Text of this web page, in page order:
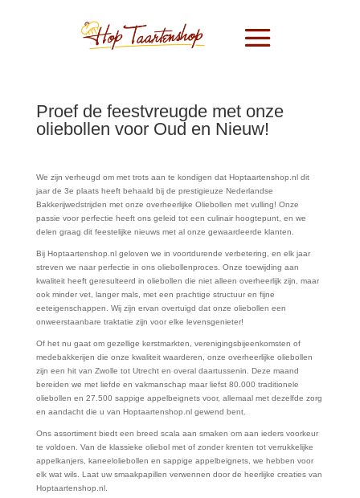
Proef de feestvreugde met onze
oliebollen voor Oud en Nieuw!
We zijn verheugd om met trots aan te kondigen dat Hoptaartenshop.nl dit
jaar de 3e plaats heeft behaald bij de prestigieuze Nederlandse
Bakkerijwedstrijden met onze overheerlijke Oliebollen met vulling! Onze
passie voor perfectie heeft ons geleid tot een culinair hoogtepunt, en we
delen graag dit feestelijke nieuws met al onze gewaardeerde klanten.
Bij Hoptaartenshop.nl geloven we in voortdurende verbetering, en elk jaar
streven we naar perfectie in ons oliebollenproces. Onze toewijding aan
kwaliteit heeft geresulteerd in oliebollen die niet alleen overheerlijk zijn, maar
ook minder vet, langer mals, met een prachtige structuur en fijne
eeteigenschappen. Wij zijn ervan overtuigd dat onze oliebollen een
onweerstaanbare traktatie zijn voor elke levensgenieter!
Of het nu gaat om gezellige kerstmarkten, verenigingsbijeenkomsten of
medebakkerijen die onze kwaliteit waarderen, onze overheerlijke oliebollen
zijn een hit van Zwolle tot Utrecht en overal daartussenin. Deze maand
bereiden we met liefde en vakmanschap maar liefst 80.000 traditionele
oliebollen en 27.500 sappige appelbeignets voor, allemaal met dezelfde zorg
en aandacht die u van Hoptaartenshop.nl gewend bent.
Ons assortiment biedt een breed scala aan smaken om aan ieders voorkeur
te voldoen. Van de klassieke oliebol met of zonder krenten tot verrukkelijke
appelkanjers, kaneeloliebollen en sappige appelbeignets, we hebben voor
elk wat wils. Laat uw smaakpapillen verwennen door de heerlijke creaties van
Hoptaartenshop.nl.